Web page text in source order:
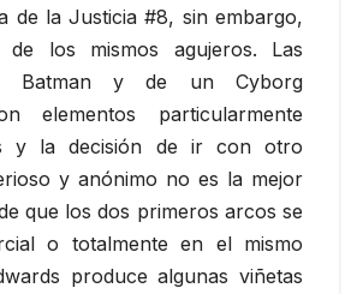
de la Justicia #8, sin embargo,
de los mismos agujeros. Las
Batman y de un Cyborg
elementos particularmente
y la decisión de ir con otro
y anónimo no es la mejor
que los dos primeros arcos se
o totalmente en el mismo
produce algunas viñetas